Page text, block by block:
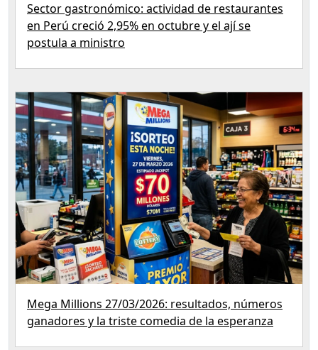
Sector gastronómico: actividad de restaurantes
en Perú creció 2,95% en octubre y el ají se
postula a ministro
Mega Millions 27/03/2026: resultados, números
ganadores y la triste comedia de la esperanza